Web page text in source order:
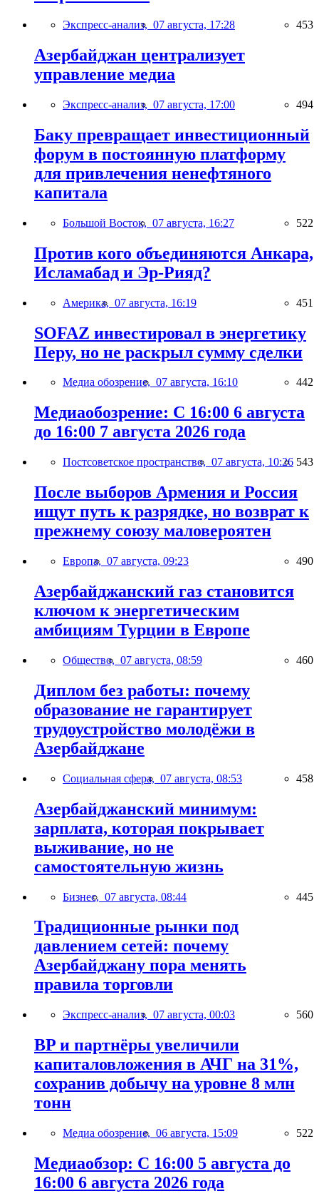
Экспресс-анализ, 07 августа, 17:28 453
Азербайджан централизует
управление медиа
Экспресс-анализ, 07 августа, 17:00 494
Баку превращает инвестиционный
форум в постоянную платформу
для привлечения ненефтяного
капитала
Большой Восток, 07 августа, 16:27 522
Против кого объединяются Анкара,
Исламабад и Эр-Рияд?
Америка, 07 августа, 16:19 451
SOFAZ инвестировал в энергетику
Перу, но не раскрыл сумму сделки
Медиа обозрение, 07 августа, 16:10 442
Медиаобозрение: С 16:00 6 августа
до 16:00 7 августа 2026 года
Постсоветское пространство, 07 августа, 10:26 543
После выборов Армения и Россия
ищут путь к разрядке, но возврат к
прежнему союзу маловероятен
Европа, 07 августа, 09:23 490
Азербайджанский газ становится
ключом к энергетическим
амбициям Турции в Европе
Общество, 07 августа, 08:59 460
Диплом без работы: почему
образование не гарантирует
трудоустройство молодёжи в
Азербайджане
Социальная сфера, 07 августа, 08:53 458
Азербайджанский минимум:
зарплата, которая покрывает
выживание, но не
самостоятельную жизнь
Бизнес, 07 августа, 08:44 445
Традиционные рынки под
давлением сетей: почему
Азербайджану пора менять
правила торговли
Экспресс-анализ, 07 августа, 00:03 560
BP и партнёры увеличили
капиталовложения в АЧГ на 31%,
сохранив добычу на уровне 8 млн
тонн
Медиа обозрение, 06 августа, 15:09 522
Медиаобзор: С 16:00 5 августа до
16:00 6 августа 2026 года